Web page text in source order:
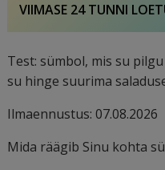
VIIMASE 24 TUNNI
Test: sümbol, mis su
su hinge suurima
Ilmaennustus: 07.08.2026
Mida räägib Sinu kohta